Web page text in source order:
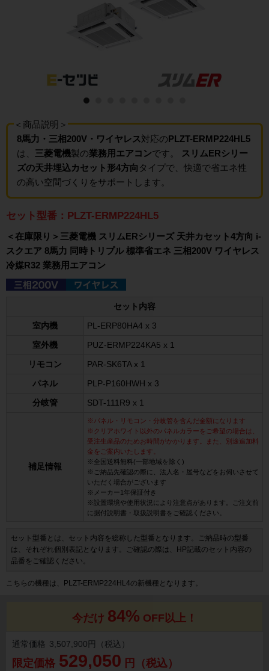
＜商品説明＞
8馬力・三相200V・ワイヤレス対応のPLZT-ERMP224HL5
は、 三菱電機製の業務用エアコンです。
スリムERシリー
ズの天井埋込カセット形4方向 タイプで、快適で省エネ性
の高い空間づくりをサポートします。
セット型番：PLZT-ERMP224HL5
＜在庫限り＞三菱電機 スリムERシリーズ 天井カセット4方向 i-
スクエア 8馬力 同時トリプル 標準省エネ 三相200V ワイヤレス
冷媒R32 業務用エアコン
セット内容
室内機 PL-ERP80HA4 x 3
室外機 PUZ-ERMP224KA5 x 1
リモコン PAR-SK6TA x 1
パネル PLP-P160HWH x 3
分岐管 SDT-111R9 x 1
補足情報
※パネル・リモコン・分岐管を含んだ金額になります
※クリアホワイト以外のパネルカラーをご希望の場合は、
受注生産品のためお時間がかかります。また、別途追加料
金をご案内いたします。
※全国送料無料(一部地域を除く)
※ご納品先確認の際に、法人名・屋号などをお伺いさせて
いただく場合がございます
※メーカー1年保証付き
※設置環境や使用状況により注意点があります。ご注文前
に据付説明書・取扱説明書をご確認ください。
セット型番とは、セット内容を総称した型番となります。ご納品時の型番
は、それぞれ個別表記となります。ご確認の際は、HP記載のセット内容の
品番をご確認ください。
こちらの機種は、PLZT-ERMP224HL4の新機種となります。
今だけ 84% OFF以上！
通常価格 3,507,900円（税込）
限定価格 529,050 円（税込）